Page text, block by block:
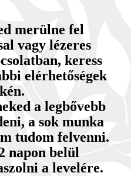
merülne fel
vagy lézeres
keress
elérhetőségek
a legbővebb
a sok munka
tudom felvenni.
napon belül
a levelére.